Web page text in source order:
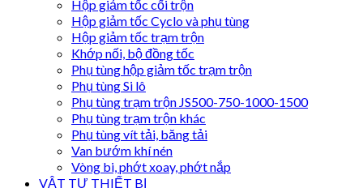
Hộp giảm tốc cối trộn
Hộp giảm tốc Cyclo và phụ tùng
Hộp giảm tốc trạm trộn
Khớp nối, bộ đồng tốc
Phụ tùng hộp giảm tốc trạm trộn
Phụ tùng Si lô
Phụ tùng trạm trộn JS500-750-1000-1500
Phụ tùng trạm trộn khác
Phụ tùng vít tải, băng tải
Van bướm khí nén
Vòng bi, phớt xoay, phớt nắp
VẬT TƯ THIẾT BỊ